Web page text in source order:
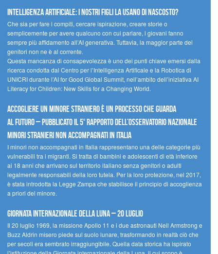
Intelligenza artificiale: i nostri figli la usano di nascosto?
Che sia per fare i compiti, cercare ispirazione, creare storie o
semplicemente per avere qualcuno con cui parlare, i giovani fanno
sempre più affidamento all’AI generativa. Tuttavia, la maggior parte dei
genitori non ne è al corrente.
Questa mancanza di consapevolezza è uno dei punti chiave emersi dalla
ricerca condotta dal Centro per l’Intelligenza Artificale e la Robotica di
UNICRI durante l’AI for Good Global Summit, nell’ambito dell’iniziativa AI
Literacy for Children: New Skills for a Changing World.
Accogliere un minore straniero è un processo che guarda
al futuro – Pubblicato il 5° rapporto dell’Osservatorio Nazionale
Minori Stranieri Non Accompagnati in Italia
I minori non accompagnati in Italia rappresentano una delle categorie più
vulnerabili tra i migranti. Si tratta di bambini e adolescenti di età inferiore
ai 18 anni che arrivano sul territorio italiano senza genitori o adulti
legalmente responsabili della loro tutela. Per la loro protezione, nel 2017,
è stata introdotta la Legge Zampa che stabilisce il principio di accoglienza
a priori del minore.
Giornata Internazionale della Luna – 20 luglio
Il 20 luglio 1969, la missione Apollo 11 e i due astronauti Neil Armstrong e
Buzz Aldrin misero piede sul suolo lunare, trasformando in realtà ciò che
per secoli era sembrato irraggiungibile. Quella data storica ha ispirato